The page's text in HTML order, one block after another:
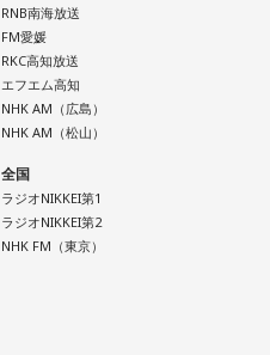
RNB南海放送
FM愛媛
RKC高知放送
エフエム高知
NHK AM（広島）
NHK AM（松山）
全国
ラジオNIKKEI第1
ラジオNIKKEI第2
NHK FM（東京）